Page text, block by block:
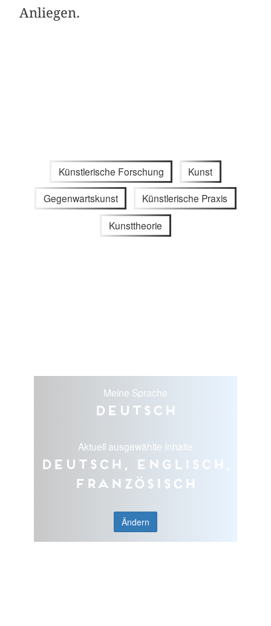
Anliegen.
Künstlerische Forschung Kunst
Gegenwartskunst Künstlerische Praxis
Kunsttheorie
Meine Sprache
Deutsch
Aktuell ausgewählte Inhalte
Deutsch, Englisch,
Französisch
Ändern